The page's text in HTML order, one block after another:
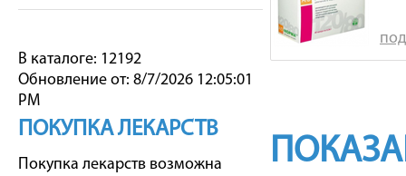
В каталоге: 12192
Обновление от: 8/7/2026 12:05:01
PM
ПОКУПКА ЛЕКАРСТВ
Покупка лекарств возможна